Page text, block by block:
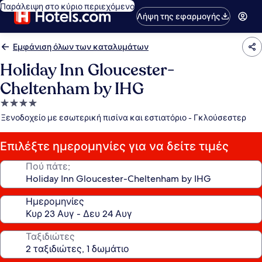
Παράλειψη στο κύριο περιεχόμενο
Λήψη της εφαρμογής
Εμφάνιση όλων των καταλυμάτων
Holiday Inn Gloucester-
Cheltenham by IHG
Κατάλυμα
με
αστέρια
Ξενοδοχείο με εσωτερική πισίνα και εστιατόριο - Γκλούσεστερ
Επιλέξτε ημερομηνίες για να δείτε τιμές
Πού πάτε;
Ημερομηνίες
Ταξιδιώτες